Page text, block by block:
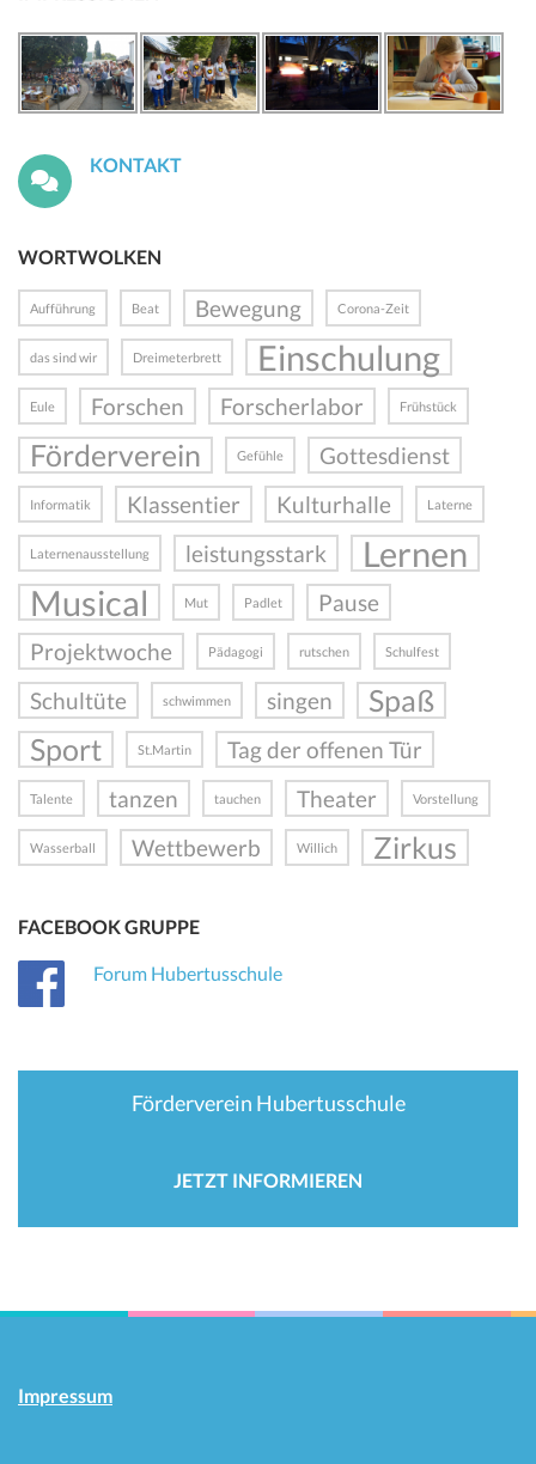
KONTAKT
WORTWOLKEN
Aufführung Beat Bewegung Corona-Zeit
das sind wir Dreimeterbrett Einschulung
Eule Forschen Forscherlabor Frühstück
Förderverein Gefühle Gottesdienst
Informatik Klassentier Kulturhalle Laterne
Laternenausstellung leistungsstark
Lernen
Musical
Mut Padlet
Pause
Projektwoche
Pädagogi rutschen Schulfest
Schultüte schwimmen singen
Spaß
Sport
St.Martin Tag der offenen Tür
Talente tanzen tauchen Theater Vorstellung
Wasserball Wettbewerb Willich Zirkus
FACEBOOK GRUPPE
Forum Hubertusschule
Förderverein Hubertusschule
JETZT INFORMIEREN
Impressum